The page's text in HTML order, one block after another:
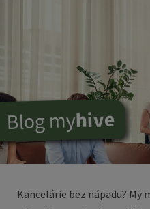
Blog myhive
Kancelárie bez nápadu? My